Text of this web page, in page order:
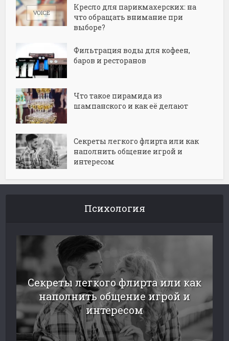
Кресло для парикмахерских: на
что обращать внимание при
выборе?
Фильтрация воды для кофеен,
баров и ресторанов
Что такое пирамида из
шампанского и как её делают
Секреты легкого флирта или как
наполнить общение игрой и
интересом
Психология
Секреты легкого флирта или как
наполнить общение игрой и
интересом